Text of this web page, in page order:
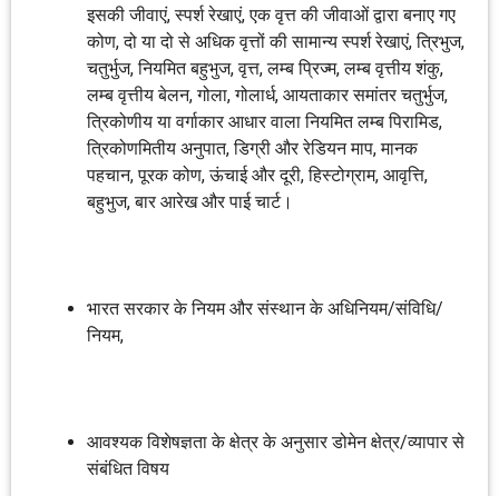
इसकी जीवाएं, स्पर्श रेखाएं, एक वृत्त की जीवाओं द्वारा बनाए गए
कोण, दो या दो से अधिक वृत्तों की सामान्य स्पर्श रेखाएं, त्रिभुज,
चतुर्भुज, नियमित बहुभुज, वृत्त, लम्ब प्रिज्म, लम्ब वृत्तीय शंकु,
लम्ब वृत्तीय बेलन, गोला, गोलार्ध, आयताकार समांतर चतुर्भुज,
त्रिकोणीय या वर्गाकार आधार वाला नियमित लम्ब पिरामिड,
त्रिकोणमितीय अनुपात, डिग्री और रेडियन माप, मानक
पहचान, पूरक कोण, ऊंचाई और दूरी, हिस्टोग्राम, आवृत्ति,
बहुभुज, बार आरेख और पाई चार्ट।
भारत सरकार के नियम और संस्थान के अधिनियम/संविधि/
नियम,
आवश्यक विशेषज्ञता के क्षेत्र के अनुसार डोमेन क्षेत्र/व्यापार से
संबंधित विषय